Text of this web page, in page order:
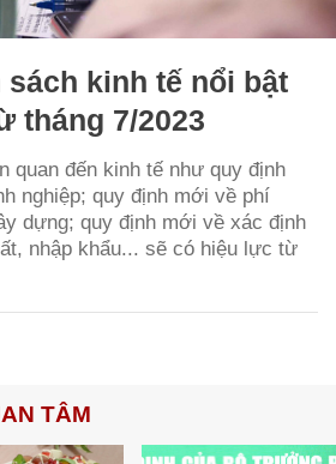
kinh tế nổi bật
tháng 7/2023
quan đến kinh tế như quy định
nghiệp; quy định mới về phí
dựng; quy định mới về xác định
nhập khẩu... sẽ có hiệu lực từ
TÂM